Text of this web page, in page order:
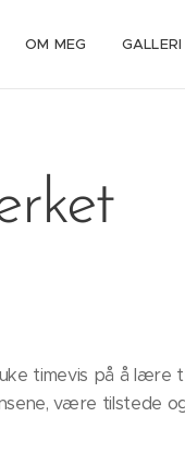
OM MEG GALLERI
timevis på å lære
være tilstede